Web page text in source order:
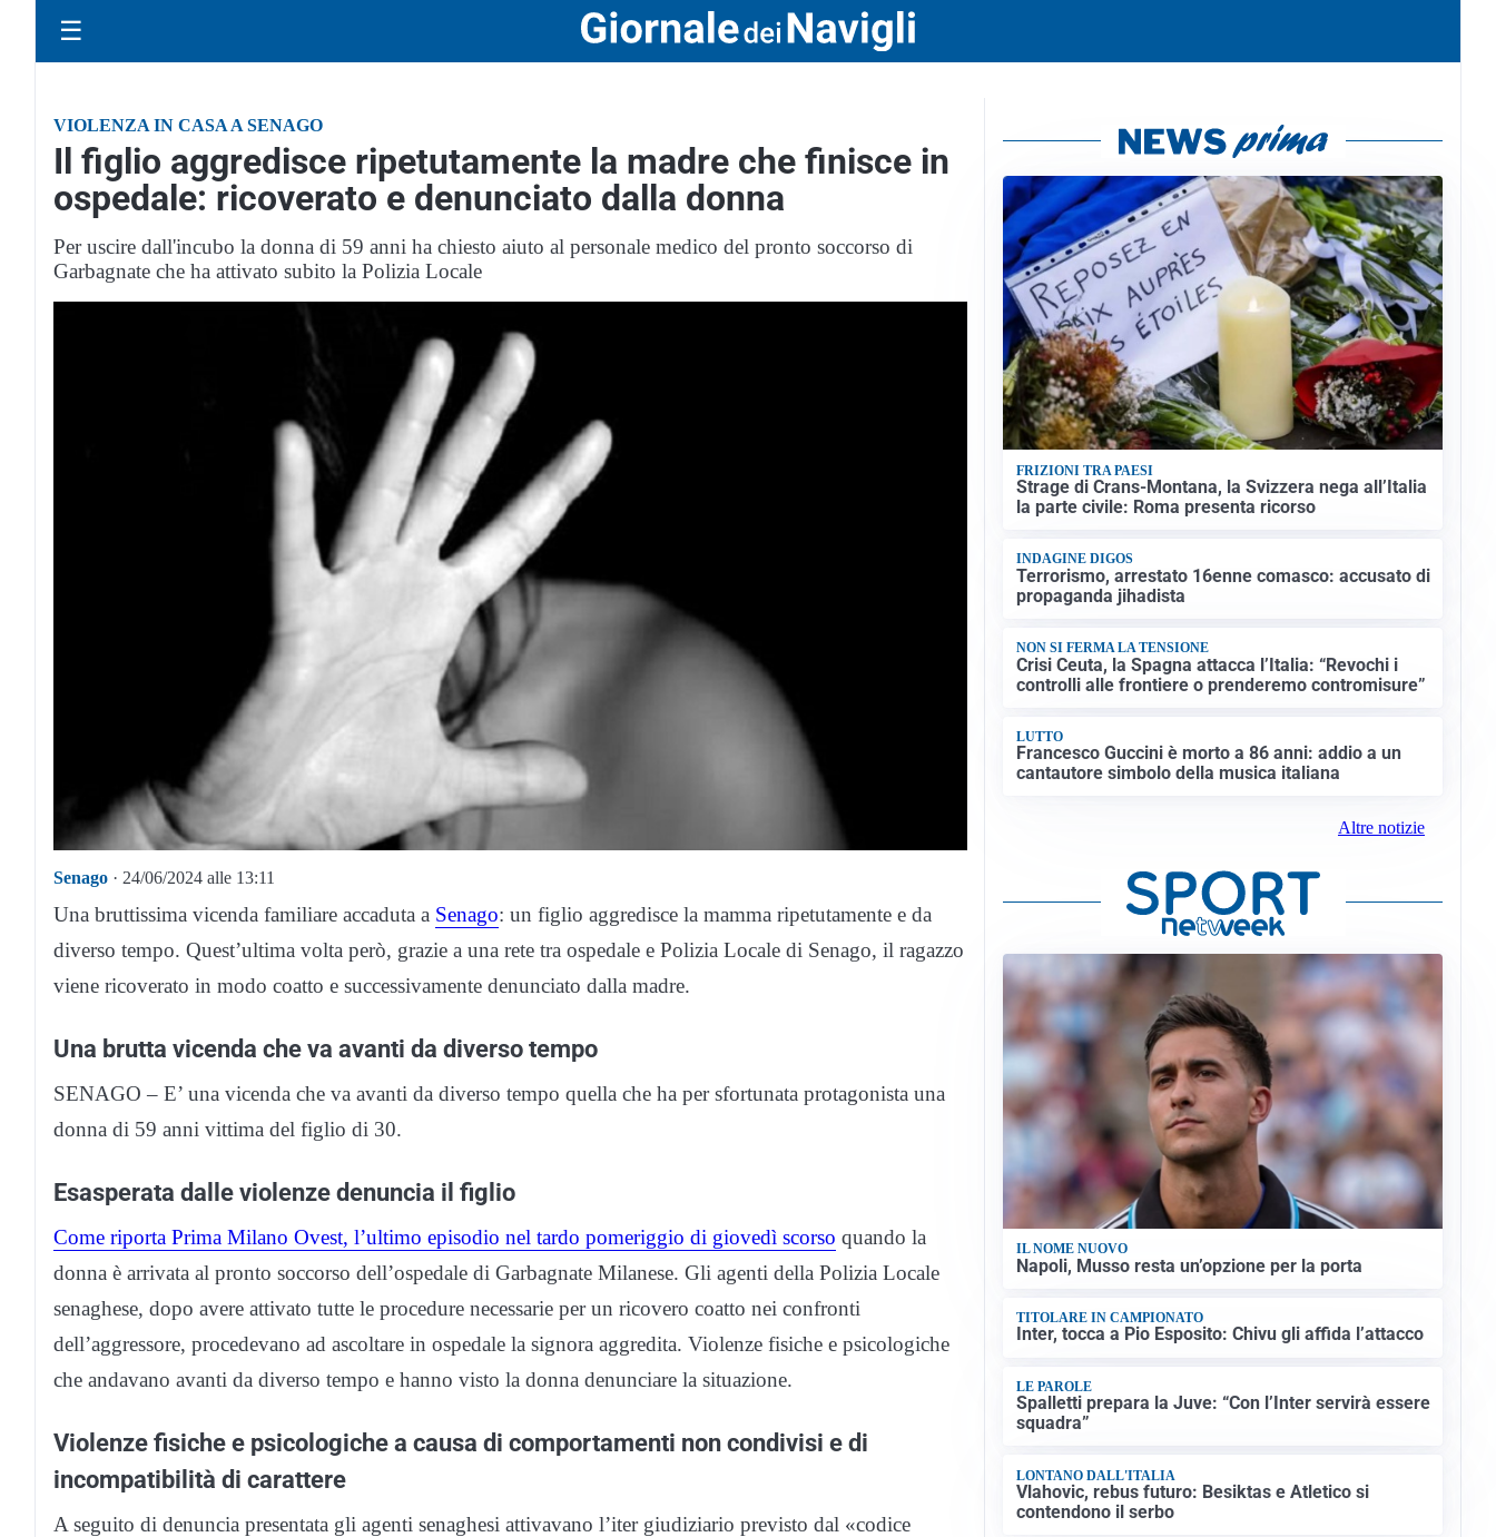
☰
VIOLENZA IN CASA A SENAGO
Il figlio aggredisce ripetutamente la madre che finisce in
ospedale: ricoverato e denunciato dalla donna
Per uscire dall'incubo la donna di 59 anni ha chiesto aiuto al personale medico del pronto soccorso di
Garbagnate che ha attivato subito la Polizia Locale
Senago · 24/06/2024 alle 13:11
Una bruttissima vicenda familiare accaduta a Senago: un figlio aggredisce la mamma ripetutamente e da
diverso tempo. Quest’ultima volta però, grazie a una rete tra ospedale e Polizia Locale di Senago, il ragazzo
viene ricoverato in modo coatto e successivamente denunciato dalla madre.
Una brutta vicenda che va avanti da diverso tempo
SENAGO – E’ una vicenda che va avanti da diverso tempo quella che ha per sfortunata protagonista una
donna di 59 anni vittima del figlio di 30.
Esasperata dalle violenze denuncia il figlio
Come riporta Prima Milano Ovest, l’ultimo episodio nel tardo pomeriggio di giovedì scorso quando la
donna è arrivata al pronto soccorso dell’ospedale di Garbagnate Milanese. Gli agenti della Polizia Locale
senaghese, dopo avere attivato tutte le procedure necessarie per un ricovero coatto nei confronti
dell’aggressore, procedevano ad ascoltare in ospedale la signora aggredita. Violenze fisiche e psicologiche
che andavano avanti da diverso tempo e hanno visto la donna denunciare la situazione.
Violenze fisiche e psicologiche a causa di comportamenti non condivisi e di
incompatibilità di carattere
A seguito di denuncia presentata gli agenti senaghesi attivavano l’iter giudiziario previsto dal «codice
FRIZIONI TRA PAESI
Strage di Crans-Montana, la Svizzera nega all’Italia
la parte civile: Roma presenta ricorso
INDAGINE DIGOS
Terrorismo, arrestato 16enne comasco: accusato di
propaganda jihadista
NON SI FERMA LA TENSIONE
Crisi Ceuta, la Spagna attacca l’Italia: “Revochi i
controlli alle frontiere o prenderemo contromisure”
LUTTO
Francesco Guccini è morto a 86 anni: addio a un
cantautore simbolo della musica italiana
Altre notizie
IL NOME NUOVO
Napoli, Musso resta un’opzione per la porta
TITOLARE IN CAMPIONATO
Inter, tocca a Pio Esposito: Chivu gli affida l’attacco
LE PAROLE
Spalletti prepara la Juve: “Con l’Inter servirà essere
squadra”
LONTANO DALL'ITALIA
Vlahovic, rebus futuro: Besiktas e Atletico si
contendono il serbo